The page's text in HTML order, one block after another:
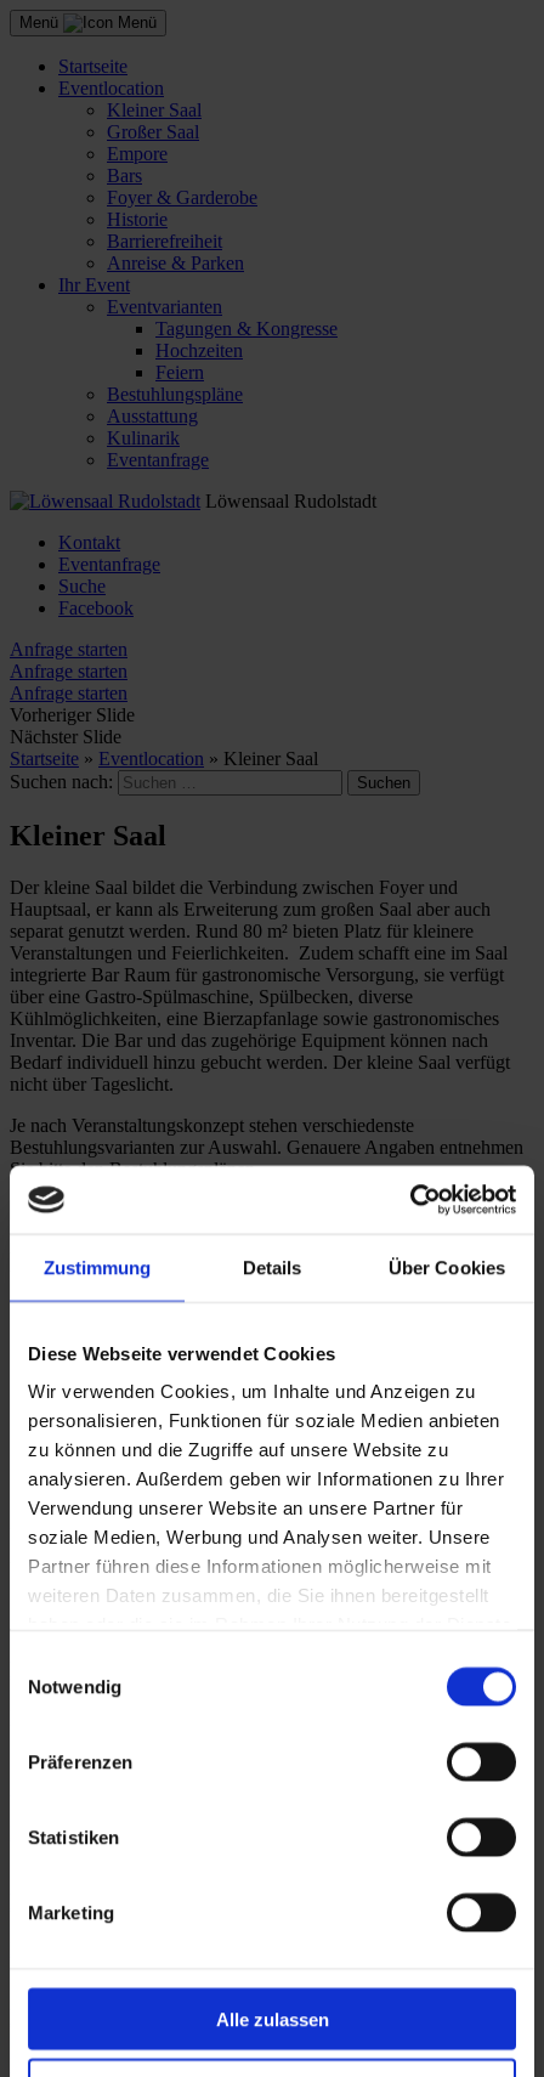
Zustimmung Details Über Cookies
Diese Webseite verwendet Cookies
Wir verwenden Cookies, um Inhalte und Anzeigen zu
personalisieren, Funktionen für soziale Medien anbieten
zu können und die Zugriffe auf unsere Website zu
analysieren. Außerdem geben wir Informationen zu Ihrer
Verwendung unserer Website an unsere Partner für
soziale Medien, Werbung und Analysen weiter. Unsere
Partner führen diese Informationen möglicherweise mit
weiteren Daten zusammen, die Sie ihnen bereitgestellt
Notwendig
Präferenzen
Statistiken
Marketing
Alle zulassen
Menü
Startseite
Eventlocation
Kleiner Saal
Großer Saal
Empore
Bars
Foyer & Garderobe
Historie
Barrierefreiheit
Anreise & Parken
Ihr Event
Eventvarianten
Tagungen & Kongresse
Hochzeiten
Feiern
Bestuhlungspläne
Ausstattung
Kulinarik
Eventanfrage
Löwensaal Rudolstadt
Kontakt
Eventanfrage
Suche
Facebook
Anfrage starten
Anfrage starten
Anfrage starten
Vorheriger Slide
Nächster Slide
Startseite » Eventlocation » Kleiner Saal
Suchen nach:
Kleiner Saal
Der kleine Saal bildet die Verbindung zwischen Foyer und
Hauptsaal, er kann als Erweiterung zum großen Saal aber auch
separat genutzt werden. Rund 80 m² bieten Platz für kleinere
Veranstaltungen und Feierlichkeiten. Zudem schafft eine im Saal
integrierte Bar Raum für gastronomische Versorgung, sie verfügt
über eine Gastro-Spülmaschine, Spülbecken, diverse
Kühlmöglichkeiten, eine Bierzapfanlage sowie gastronomisches
Inventar. Die Bar und das zugehörige Equipment können nach
Bedarf individuell hinzu gebucht werden. Der kleine Saal verfügt
nicht über Tageslicht.
Je nach Veranstaltungskonzept stehen verschiedenste
Bestuhlungsvarianten zur Auswahl. Genauere Angaben entnehmen
Sie bitte den Bestuhlungsplänen.
Bildergalerie
Weitere Eventlocations​
Details
Empore
Details